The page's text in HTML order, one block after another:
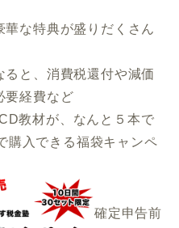
な特典が盛りだくさん
ると、消費税還付や減価
要経費など
教材が、なんと５本で
購入できる福袋キャンペ
確定申告前